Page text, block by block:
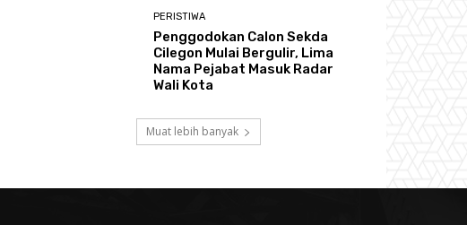
PERISTIWA
Penggodokan Calon Sekda
Cilegon Mulai Bergulir, Lima
Nama Pejabat Masuk Radar
Wali Kota
Muat lebih banyak